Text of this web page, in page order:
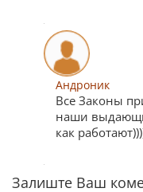
Андроник
Все Законы
наши
как
Залиште Ваш